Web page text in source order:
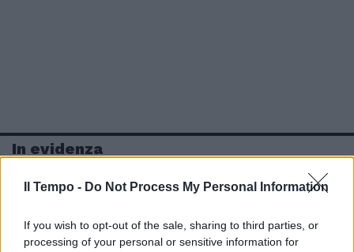
Il Tempo - Do Not Process My Personal Information
If you wish to opt-out of the sale, sharing to third parties, or
processing of your personal or sensitive information for
In evidenza